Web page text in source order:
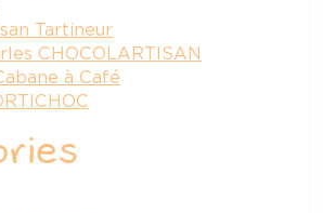
Tartineur
CHOCOLARTISAN
à Café